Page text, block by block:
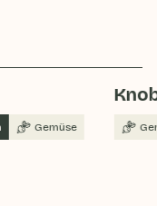
Gemüse